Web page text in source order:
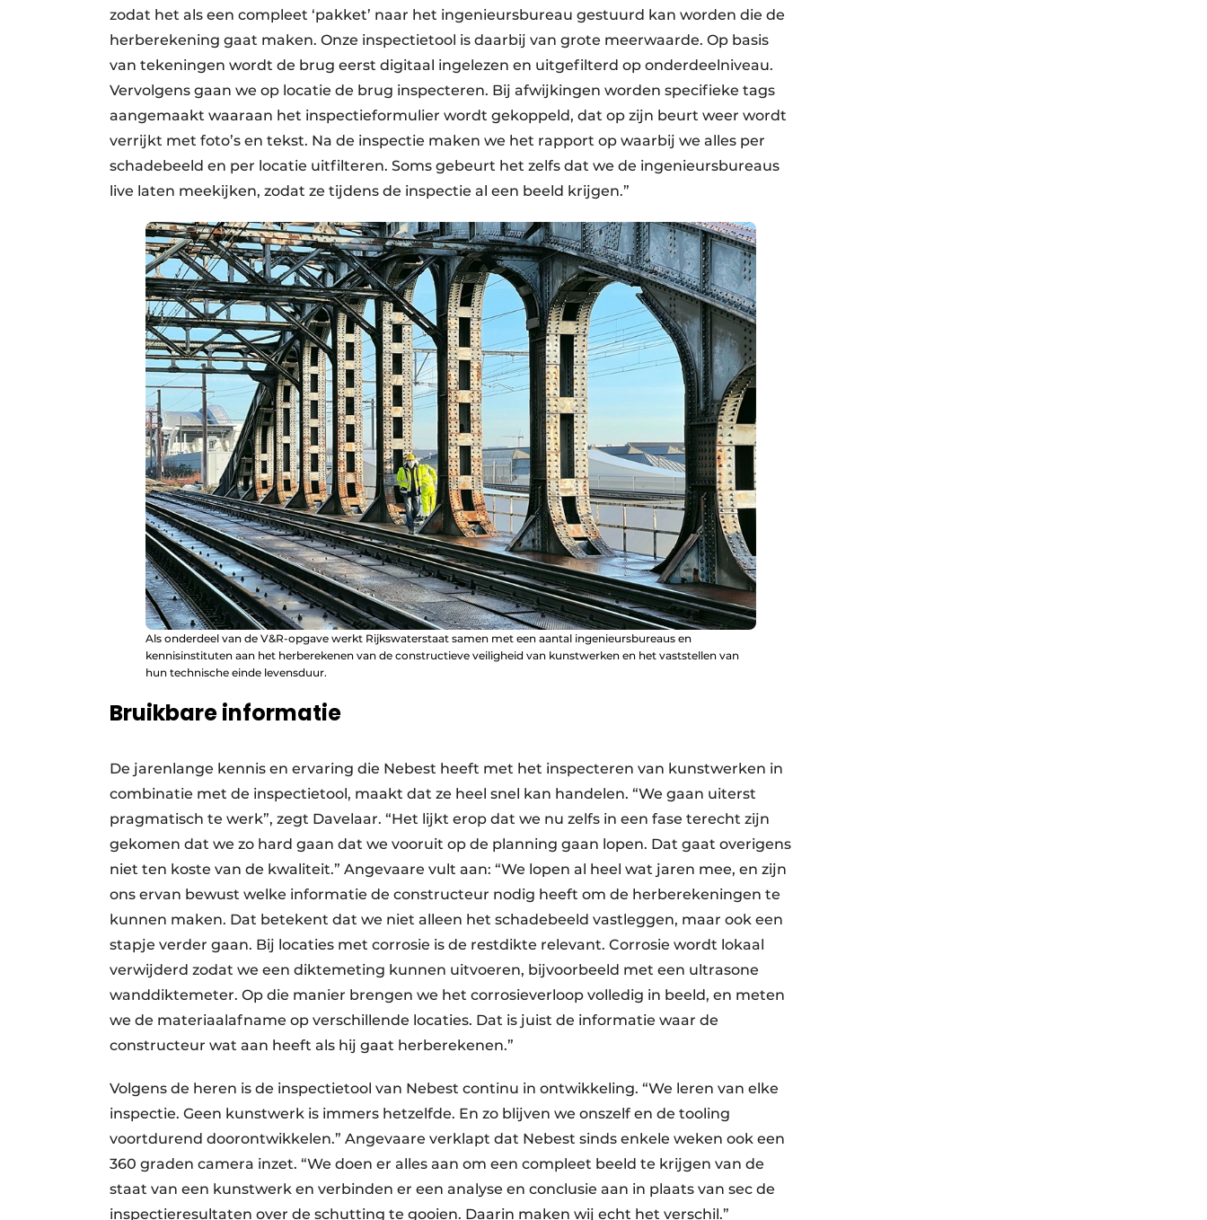
zodat het als een compleet ‘pakket’ naar het ingenieursbureau gestuurd kan worden die de
herberekening gaat maken. Onze inspectietool is daarbij van grote meerwaarde. Op basis
van tekeningen wordt de brug eerst digitaal ingelezen en uitgefilterd op onderdeelniveau.
Vervolgens gaan we op locatie de brug inspecteren. Bij afwijkingen worden specifieke tags
aangemaakt waaraan het inspectieformulier wordt gekoppeld, dat op zijn beurt weer wordt
verrijkt met foto’s en tekst. Na de inspectie maken we het rapport op waarbij we alles per
schadebeeld en per locatie uitfilteren. Soms gebeurt het zelfs dat we de ingenieursbureaus
live laten meekijken, zodat ze tijdens de inspectie al een beeld krijgen.”
Als onderdeel van de V&R-opgave werkt Rijkswaterstaat samen met een aantal ingenieursbureaus en
kennisinstituten aan het herberekenen van de constructieve veiligheid van kunstwerken en het vaststellen van
hun technische einde levensduur.
Bruikbare informatie
De jarenlange kennis en ervaring die Nebest heeft met het inspecteren van kunstwerken in
combinatie met de inspectietool, maakt dat ze heel snel kan handelen. “We gaan uiterst
pragmatisch te werk”, zegt Davelaar. “Het lijkt erop dat we nu zelfs in een fase terecht zijn
gekomen dat we zo hard gaan dat we vooruit op de planning gaan lopen. Dat gaat overigens
niet ten koste van de kwaliteit.” Angevaare vult aan: “We lopen al heel wat jaren mee, en zijn
ons ervan bewust welke informatie de constructeur nodig heeft om de herberekeningen te
kunnen maken. Dat betekent dat we niet alleen het schadebeeld vastleggen, maar ook een
stapje verder gaan. Bij locaties met corrosie is de restdikte relevant. Corrosie wordt lokaal
verwijderd zodat we een diktemeting kunnen uitvoeren, bijvoorbeeld met een ultrasone
wanddiktemeter. Op die manier brengen we het corrosieverloop volledig in beeld, en meten
we de materiaalafname op verschillende locaties. Dat is juist de informatie waar de
constructeur wat aan heeft als hij gaat herberekenen.”
Volgens de heren is de inspectietool van Nebest continu in ontwikkeling. “We leren van elke
inspectie. Geen kunstwerk is immers hetzelfde. En zo blijven we onszelf en de tooling
voortdurend doorontwikkelen.” Angevaare verklapt dat Nebest sinds enkele weken ook een
360 graden camera inzet. “We doen er alles aan om een compleet beeld te krijgen van de
staat van een kunstwerk en verbinden er een analyse en conclusie aan in plaats van sec de
inspectieresultaten over de schutting te gooien. Daarin maken wij echt het verschil.”